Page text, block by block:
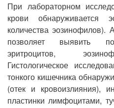
При лабораторном
крови обнаруживается
количества эозинофилов).
позволяет выявить
эритроцитов,
Гистологическое
тонкого кишечника
(отек и кровоизлияния),
пластинки лимфоцитами,